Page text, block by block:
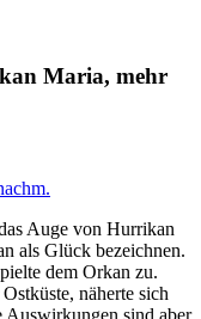
Maria, mehr
Auge von Hurrikan
als Glück bezeichnen.
dem Orkan zu.
näherte sich